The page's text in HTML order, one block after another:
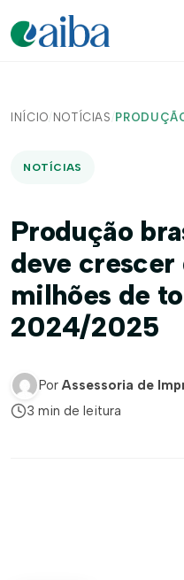
INÍCIO/ NOTÍCIAS /
NOTÍCIAS
Produção
deve crescer
milhões de
2024/2025
Por Assessoria de
3 min de leitura